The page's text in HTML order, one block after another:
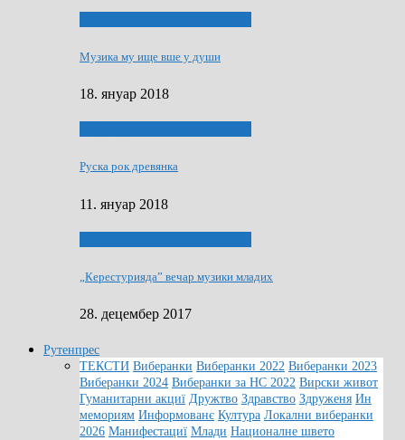
Музика му ище вше у души
18. януар 2018
Руска рок древянка
11. януар 2018
„Керестурияда” вечар музики младих
28. децембер 2017
Рутенпрес
ТЕКСТИ Виберанки Виберанки 2022 Виберанки 2023
Виберанки 2024 Виберанки за НС 2022 Вирски живот
Гуманитарни акциї Дружтво Здравство Здруженя Ин
мемориям Информованє Култура Локални виберанки
2026 Манифестациї Млади Националне швето